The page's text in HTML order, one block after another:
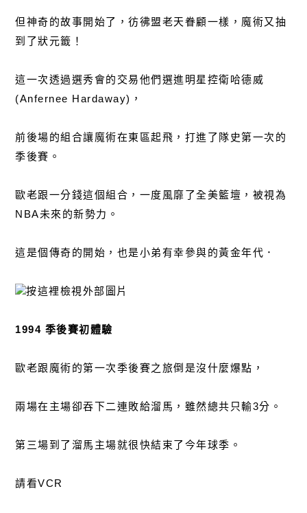
但神奇的故事開始了，彷彿盟老天眷顧一樣，魔術又抽
到了狀元籤！
這一次透過選秀會的交易他們選進明星控衛哈德威
(Anfernee Hardaway)，
前後場的組合讓魔術在東區起飛，打進了隊史第一次的
季後賽。
歐老跟一分錢這個組合，一度風靡了全美籃壇，被視為
NBA未來的新勢力。
這是個傳奇的開始，也是小弟有幸參與的黃金年代．
1994 季後賽初體驗
歐老跟魔術的第一次季後賽之旅倒是沒什麼爆點，
兩場在主場卻吞下二連敗給溜馬，雖然總共只輸3分。
第三場到了溜馬主場就很快結束了今年球季。
請看VCR